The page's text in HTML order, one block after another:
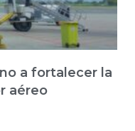
a fortalecer la
aéreo